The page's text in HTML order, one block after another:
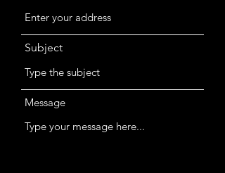
Subject
Message